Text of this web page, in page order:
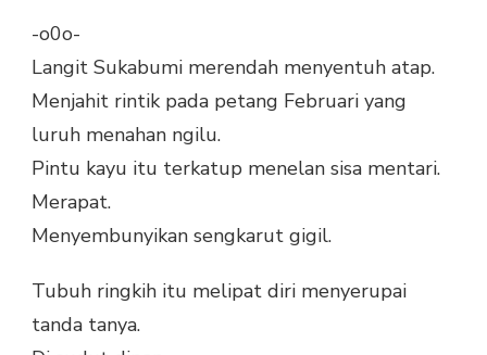
-o0o-
Langit Sukabumi merendah menyentuh atap.
Menjahit rintik pada petang Februari yang
luruh menahan ngilu.
Pintu kayu itu terkatup menelan sisa mentari.
Merapat.
Menyembunyikan sengkarut gigil.
Tubuh ringkih itu melipat diri menyerupai
tanda tanya.